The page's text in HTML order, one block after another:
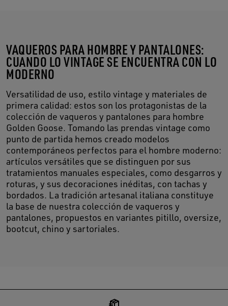
VAQUEROS PARA HOMBRE Y PANTALONES:
CUANDO LO VINTAGE SE ENCUENTRA CON LO
MODERNO
Versatilidad de uso, estilo vintage y materiales de
primera calidad: estos son los protagonistas de la
colección de vaqueros y pantalones para hombre
Golden Goose. Tomando las prendas vintage como
punto de partida hemos creado modelos
contemporáneos perfectos para el hombre moderno:
artículos versátiles que se distinguen por sus
tratamientos manuales especiales, como desgarros y
roturas, y sus decoraciones inéditas, con tachas y
bordados. La tradición artesanal italiana constituye
la base de nuestra colección de vaqueros y
pantalones, propuestos en variantes pitillo, oversize,
bootcut, chino y sartoriales.